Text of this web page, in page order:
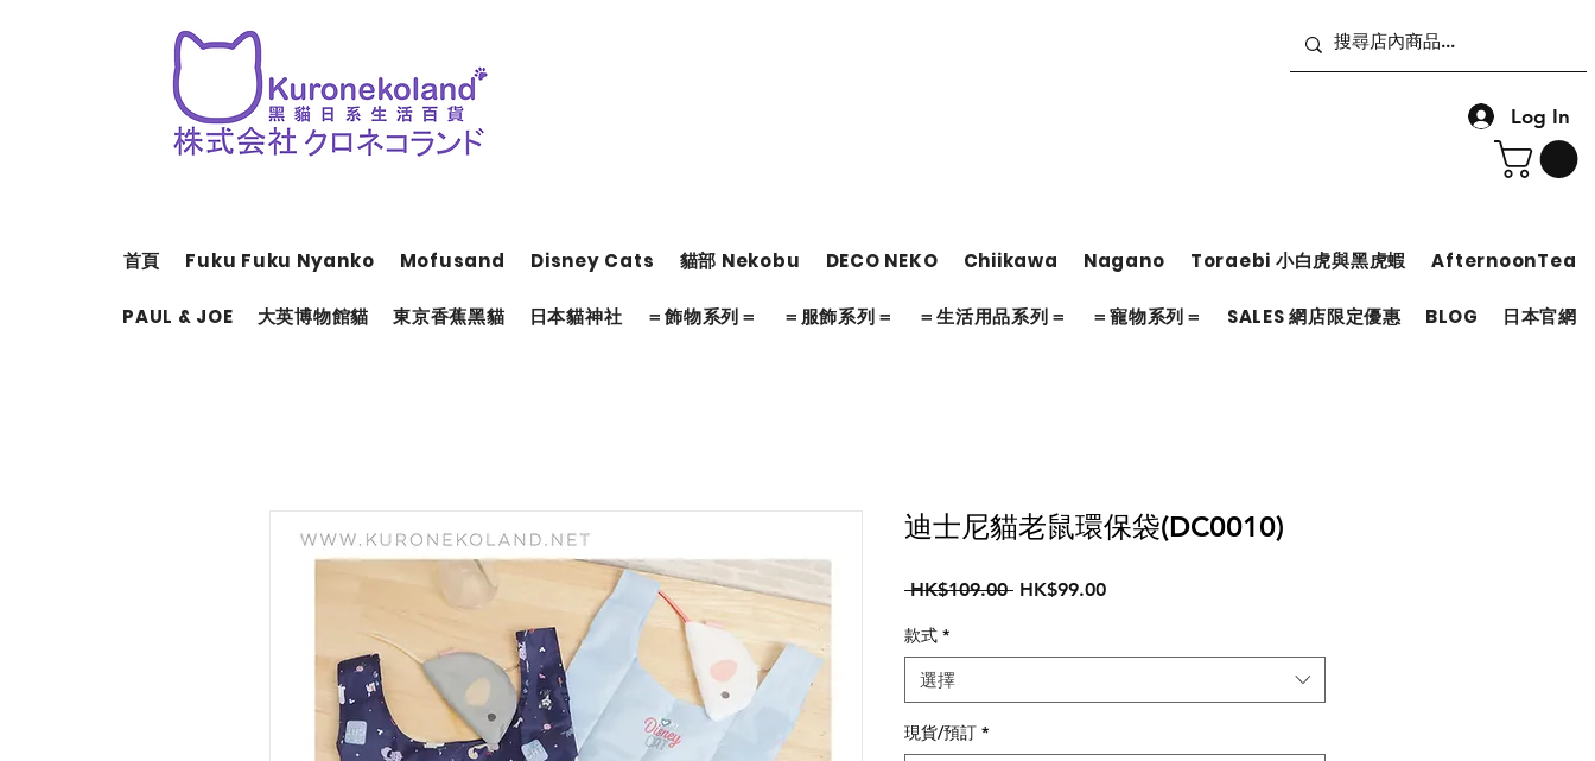
Log In
首頁 Fuku Fuku Nyanko Mofusand Disney Cats 貓部 Nekobu DECO NEKO Chiikawa Nagano Toraebi 小白虎與黑虎蝦 AfternoonTea
PAUL & JOE 大英博物館貓 東京香蕉黑貓 日本貓神社 ＝飾物系列＝ ＝服飾系列＝ ＝生活用品系列＝ ＝寵物系列＝ SALES 網店限定優惠 BLOG 日本官網
迪士尼貓老鼠環保袋(DC0010)
HK$109.00 一
格
HK$99.00促
格
款式 *
選擇
現貨/預訂 *